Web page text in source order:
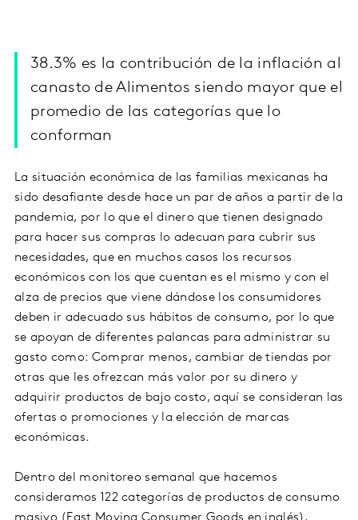
38.3% es la contribución de la inflación al
canasto de Alimentos siendo mayor que el
promedio de las categorías que lo
conforman
La situación económica de las familias mexicanas ha
sido desafiante desde hace un par de años a partir de la
pandemia, por lo que el dinero que tienen designado
para hacer sus compras lo adecuan para cubrir sus
necesidades, que en muchos casos los recursos
económicos con los que cuentan es el mismo y con el
alza de precios que viene dándose los consumidores
deben ir adecuado sus hábitos de consumo, por lo que
se apoyan de diferentes palancas para administrar su
gasto como: Comprar menos, cambiar de tiendas por
otras que les ofrezcan más valor por su dinero y
adquirir productos de bajo costo, aquí se consideran las
ofertas o promociones y la elección de marcas
económicas.
Dentro del monitoreo semanal que hacemos
consideramos 122 categorías de productos de consumo